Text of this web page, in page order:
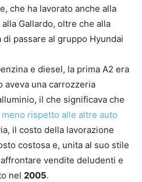
che ha lavorato anche alla
Gallardo, oltre che alla
passare al gruppo Hyundai
e diesel, la prima A2 era
aveva una carrozzeria
il che significava che
rispetto alle altre auto
il costo della lavorazione
costosa e, unita al suo stile
vendite deludenti e
nel 2005.